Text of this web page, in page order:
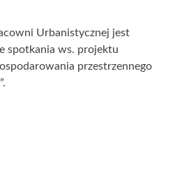
Urbanistycznej jest
spotkania ws. projektu
przestrzennego